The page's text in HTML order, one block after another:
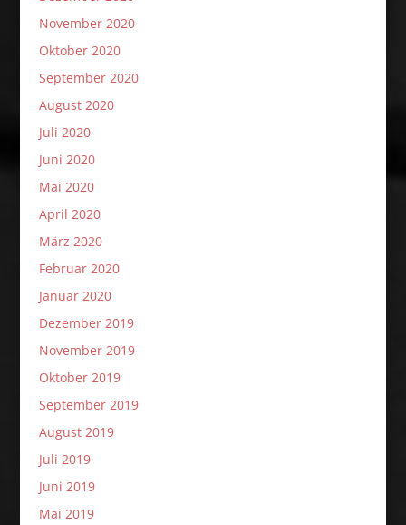
November 2020
Oktober 2020
September 2020
August 2020
Juli 2020
Juni 2020
Mai 2020
April 2020
März 2020
Februar 2020
Januar 2020
Dezember 2019
November 2019
Oktober 2019
September 2019
August 2019
Juli 2019
Juni 2019
Mai 2019